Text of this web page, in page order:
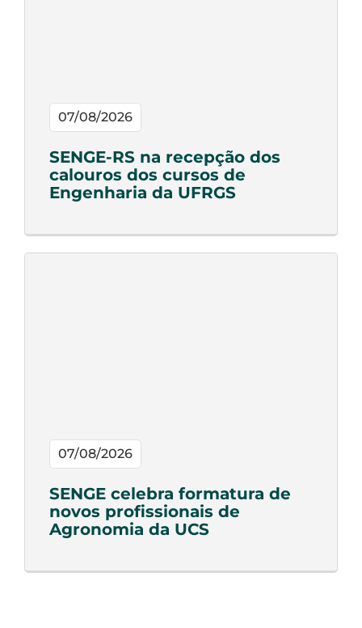
07/08/2026
SENGE-RS na recepção dos
calouros dos cursos de
Engenharia da UFRGS
07/08/2026
SENGE celebra formatura de
novos profissionais de
Agronomia da UCS